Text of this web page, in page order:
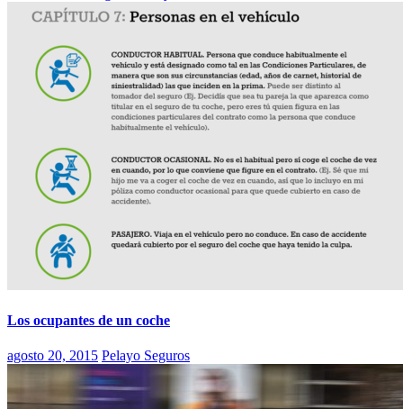
Los ocupantes de un coche
agosto 20, 2015 Pelayo Seguros